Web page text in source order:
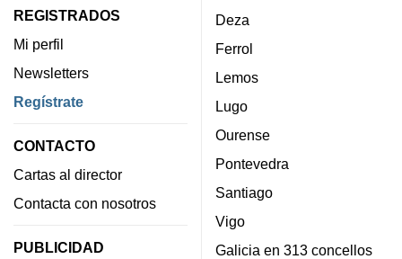
REGISTRADOS
Mi perfil
Newsletters
Regístrate
CONTACTO
Cartas al director
Contacta con nosotros
PUBLICIDAD
Deza
Ferrol
Lemos
Lugo
Ourense
Pontevedra
Santiago
Vigo
Galicia en 313 concellos